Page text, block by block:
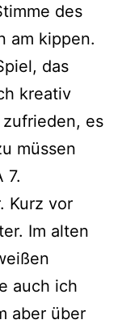
des
am kippen.
das
kreativ
es
müssen
7.
Kurz vor
Im alten
auch ich
aber über